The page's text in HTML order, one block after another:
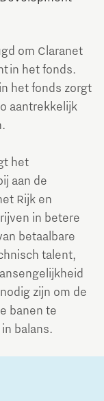
om Claranet
in het fonds.
het fonds zorgt
aantrekkelijk
het
aan de
Rijk en
in betere
betaalbare
talent,
zijn om de
banen te
balans.